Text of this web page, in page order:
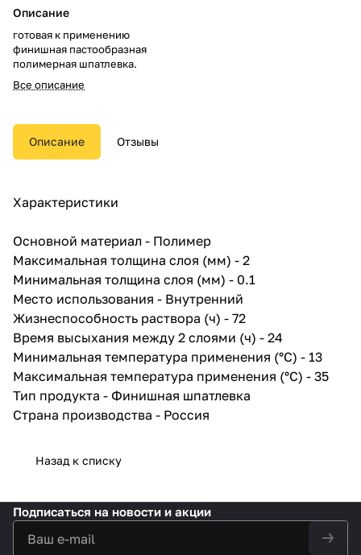
Описание
готовая к применению
финишная пастообразная
полимерная шпатлевка.
Все описание
Описание Отзывы
Характеристики
Основной материал - Полимер
Максимальная толщина слоя (мм) - 2
Минимальная толщина слоя (мм) - 0.1
Место использования - Внутренний
Жизнеспособность раствора (ч) - 72
Время высыхания между 2 слоями (ч) - 24
Минимальная температура применения (°C) - 13
Максимальная температура применения (°C) - 35
Тип продукта - Финишная шпатлевка
Страна производства - Россия
Назад к списку
Подписаться на новости и акции